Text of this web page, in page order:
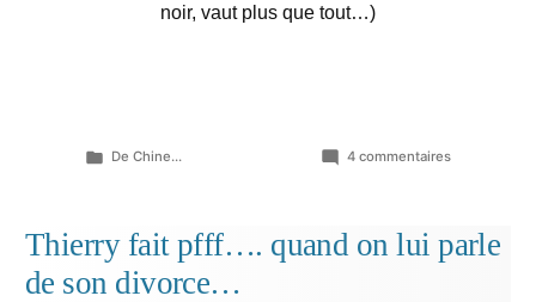
noir, vaut plus que tout…)
Publié
De Chine... 4 commentairessur
devenu
Thierry fait pfff…. quand on lui parle
de son divorce…